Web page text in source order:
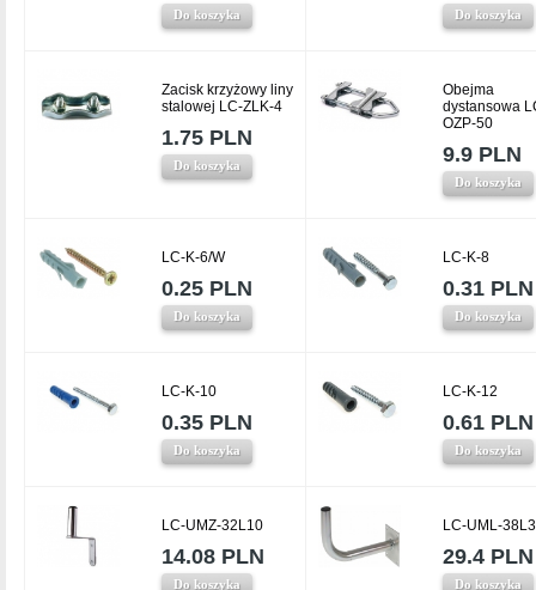
Do koszyka Do koszyka
Zacisk krzyżowy liny
stalowej LC-ZLK-4
1.75 PLN
Do koszyka
Obejma
dystansowa
OZP-50
9.9 PLN
Do koszyka
LC-K-6/W
0.25 PLN
Do koszyka
LC-K-8
0.31 PLN
Do koszyka
LC-K-10
0.35 PLN
Do koszyka
LC-K-12
0.61 PLN
Do koszyka
LC-UMZ-32L10
14.08 PLN
Do koszyka
LC-UML-
29.4 PLN
Do koszyka